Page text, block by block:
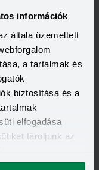
információk
általa üzemeltett
a tartalmak és
biztosítása és a
elfogadása
tároljunk az